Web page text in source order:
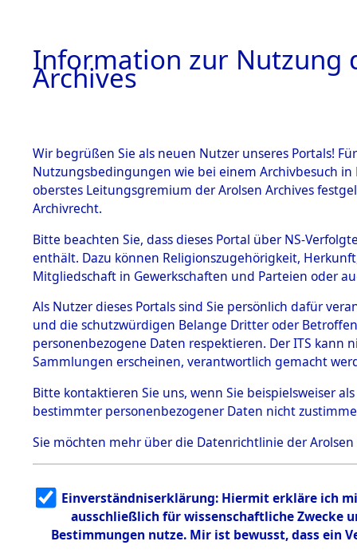
BESTÄNDE
1.
mente
5. Verschiedenes
5.3
Todesmärsche
5.3.1 Alliierte
Erhebungen
zu
Todesmärsch
en
5.3.2
g
5.3.3
Todesmärsch
Landkreis
und
Information zur Nutzung
Archives
Wir begrüßen Sie als neuen Nutzer unseres Portals!
Nutzungsbedingungen wie bei einem Archivbesuch
oberstes Leitungsgremium der Arolsen Archives
Archivrecht.
Bitte beachten Sie, dass dieses Portal über NS-
enthält. Dazu können Religionszugehörigkeit,
Mitgliedschaft in Gewerkschaften und Parteien oder
Als Nutzer dieses Portals sind Sie persönlich dafür
und die schutzwürdigen Belange Dritter oder
personenbezogene Daten respektieren. Der ITS
Sammlungen erscheinen, verantwortlich gemacht
Bitte kontaktieren Sie uns, wenn Sie beispielsweiser
bestimmter personenbezogener Daten nicht
Sie möchten mehr über die Datenrichtlinie der Arolsen
Einverständniserklärung: Hiermit erkläre ich
ausschließlich für wissenschaftliche Zwecke
Bestimmungen nutze. Mir ist bewusst, dass ein